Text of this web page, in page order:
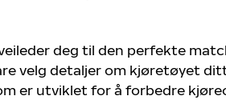
deg til den perfekte
velg detaljer om kjøretøyet
er utviklet for å forbedre